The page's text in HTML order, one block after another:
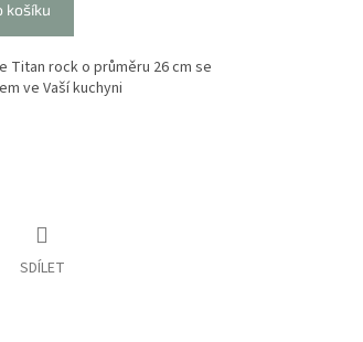
košíku
Titan rock o průměru 26 cm se
ve Vaší kuchyni
SDÍLET